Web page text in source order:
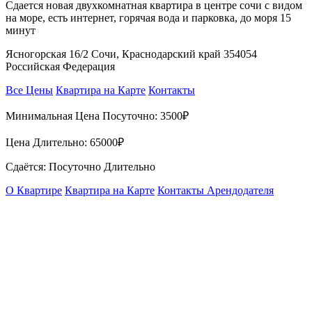
Сдается новая двухкомнатная квартира в центре сочи с видом
на море, есть интернет, горячая вода и парковка, до моря 15
минут
Ясногорская 16/2 Сочи, Краснодарский край 354054
Российская Федерация
Все Цены Квартира на Карте Контакты
Минимальная Цена Посуточно: 3500₽
Цена Длительно: 65000₽
Сдаётся: Посуточно Длительно
О Квартире Квартира на Карте Контакты Арендодателя